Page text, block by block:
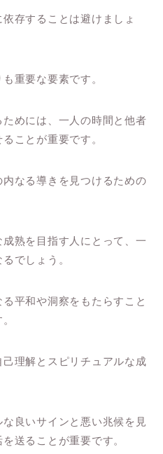
存することは避けましょ
重要な要素です。
めには、一人の時間と他者
ことが重要です。
なる導きを見つけるための
熟を目指す人にとって、一
でしょう。
平和や洞察をもたらすこと
理解とスピリチュアルな成
良いサインと悪い兆候を見
送ることが重要です。